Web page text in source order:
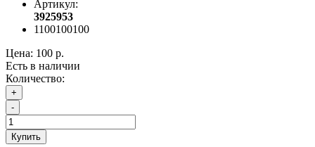
Артикул:
3925953
1100100100
Цена: 100 р.
Есть в наличии
Количество:
+
-
Купить